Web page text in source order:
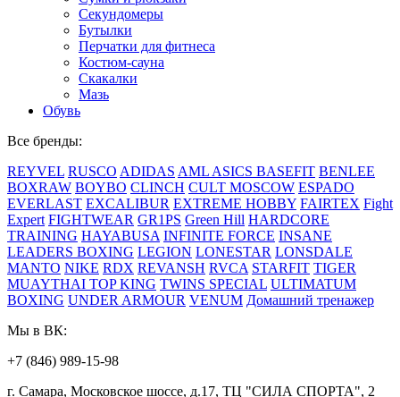
Секундомеры
Бутылки
Перчатки для фитнеса
Костюм-сауна
Скакалки
Мазь
Обувь
Все бренды:
REYVEL RUSCO ADIDAS AML ASICS BASEFIT BENLEE
BOXRAW BOYBO CLINCH CULT MOSCOW ESPADO
EVERLAST EXCALIBUR EXTREME HOBBY FAIRTEX Fight
Expert FIGHTWEAR GR1PS Green Hill HARDCORE
TRAINING HAYABUSA INFINITE FORCE INSANE
LEADERS BOXING LEGION LONESTAR LONSDALE
MANTO NIKE RDX REVANSH RVCA STARFIT TIGER
MUAYTHAI TOP KING TWINS SPECIAL ULTIMATUM
BOXING UNDER ARMOUR VENUM Домашний тренажер
Мы в ВК:
+7 (846) 989-15-98
г. Самара, Московское шоссе, д.17, ТЦ "СИЛА СПОРТА", 2